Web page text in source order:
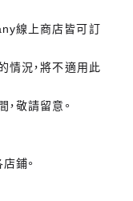
線上商店皆可訂
況，將不適用此
敬請留意。
鋪。